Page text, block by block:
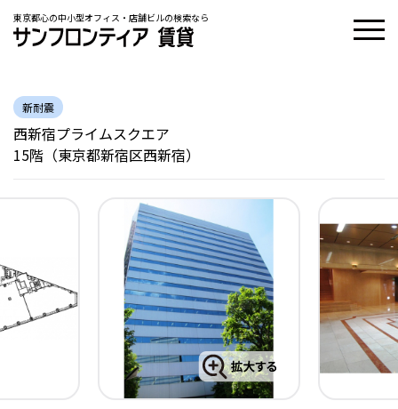
東京都心の中小型オフィス・店舗ビルの検索なら
新耐震
西新宿プライムスクエア
15階（東京都新宿区西新宿）